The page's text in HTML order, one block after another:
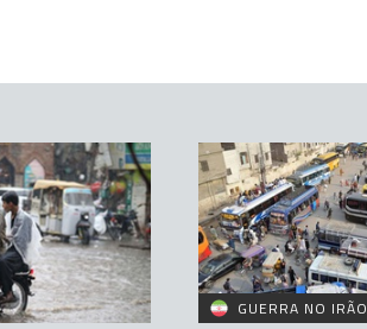
GUERRA NO IRÃO